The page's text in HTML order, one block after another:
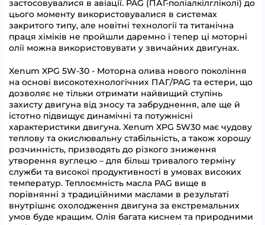
застосовувалися в авіації. PAG (ПАГ-поліалкілгліколі) до
цього моменту використовувалися в системах
закритого типу, але новітні технології та титанічна
праця хіміків не пройшли даремно і тепер ці моторні
олії можна використовувати у звичайних двигунах.
Xenum XPG 5W-30 - Моторна олива нового покоління
на основі високотехнологічних ПАГ/PAG та естери, що
дозволяє не тільки отримати найвищий ступінь
захисту двигуна від зносу та забруднення, але ще й
істотно підвищує динамічні та потужнісні
характеристики двигуна. Xenum XPG 5W30 має чудову
теплову та окислювальну стабільність, а також хорошу
розчинність, призводять до різкого зниження
утворення вуглецю – для більш тривалого терміну
служби та високої продуктивності в умовах високих
температур. Теплоємність масла PAG вище в
порівнянні з традиційними маслами в результаті
внутрішнє охолодження двигуна за екстремальних
умов буде кращим. Олія багата киснем та природними